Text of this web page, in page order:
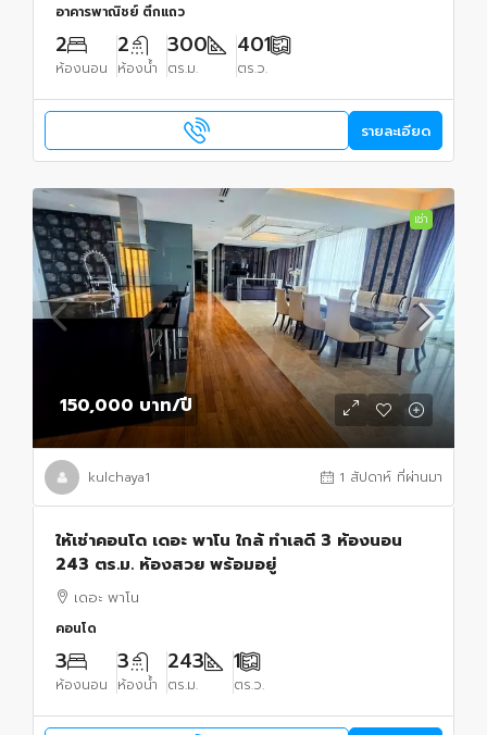
อาคารพาณิชย์ ตึกแถว
2
ห้องนอน
2
ห้องน้ำ
300
ตร.ม.
401
ตร.ว.
รายละเอียด
เช่า
150,000 บาท/ปี
kulchaya1 1 สัปดาห์ ที่ผ่านมา
ให้เช่าคอนโด เดอะ พาโน ใกล้ ทำเลดี 3 ห้องนอน
243 ตร.ม. ห้องสวย พร้อมอยู่
เดอะ พาโน
คอนโด
3
ห้องนอน
3
ห้องน้ำ
243
ตร.ม.
1
ตร.ว.